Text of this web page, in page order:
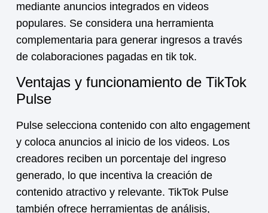
mediante anuncios integrados en videos
populares. Se considera una herramienta
complementaria para generar ingresos a través
de colaboraciones pagadas en tik tok.
Ventajas y funcionamiento de TikTok
Pulse
Pulse selecciona contenido con alto engagement
y coloca anuncios al inicio de los videos. Los
creadores reciben un porcentaje del ingreso
generado, lo que incentiva la creación de
contenido atractivo y relevante. TikTok Pulse
también ofrece herramientas de análisis,